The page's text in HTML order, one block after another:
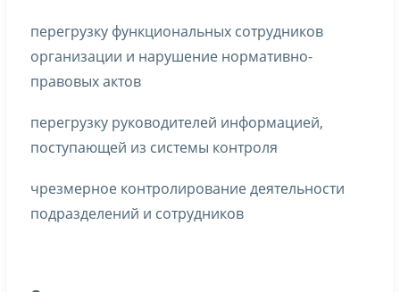
перегрузку функциональных сотрудников
организации и нарушение нормативно-
правовых актов
перегрузку руководителей информацией,
поступающей из системы контроля
чрезмерное контролирование деятельности
подразделений и сотрудников